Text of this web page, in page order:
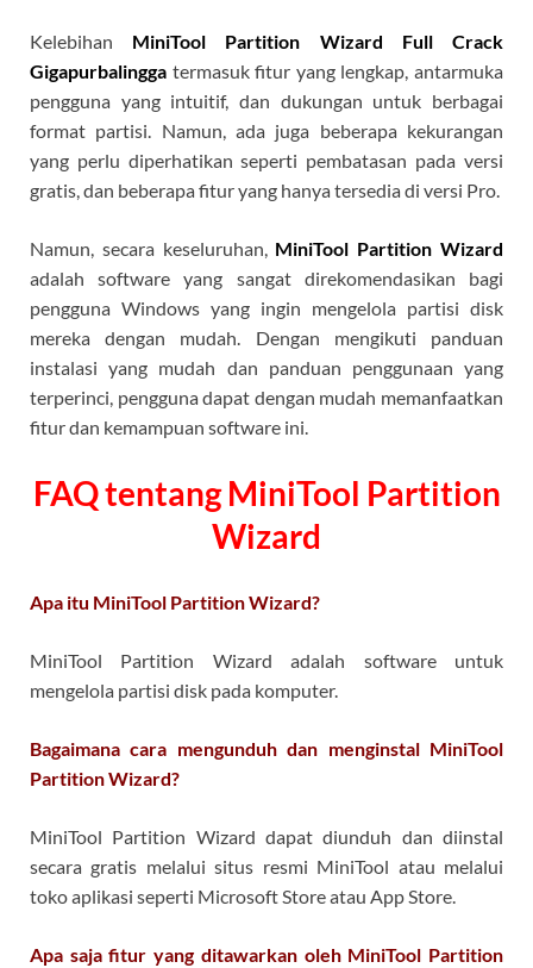
Kelebihan MiniTool Partition Wizard Full Crack
Gigapurbalingga termasuk fitur yang lengkap, antarmuka
pengguna yang intuitif, dan dukungan untuk berbagai
format partisi. Namun, ada juga beberapa kekurangan
yang perlu diperhatikan seperti pembatasan pada versi
gratis, dan beberapa fitur yang hanya tersedia di versi Pro.
Namun, secara keseluruhan, MiniTool Partition Wizard
adalah software yang sangat direkomendasikan bagi
pengguna Windows yang ingin mengelola partisi disk
mereka dengan mudah. Dengan mengikuti panduan
instalasi yang mudah dan panduan penggunaan yang
terperinci, pengguna dapat dengan mudah memanfaatkan
fitur dan kemampuan software ini.
FAQ tentang MiniTool Partition
Wizard
Apa itu MiniTool Partition Wizard?
MiniTool Partition Wizard adalah software untuk
mengelola partisi disk pada komputer.
Bagaimana cara mengunduh dan menginstal MiniTool
Partition Wizard?
MiniTool Partition Wizard dapat diunduh dan diinstal
secara gratis melalui situs resmi MiniTool atau melalui
toko aplikasi seperti Microsoft Store atau App Store.
Apa saja fitur yang ditawarkan oleh MiniTool Partition